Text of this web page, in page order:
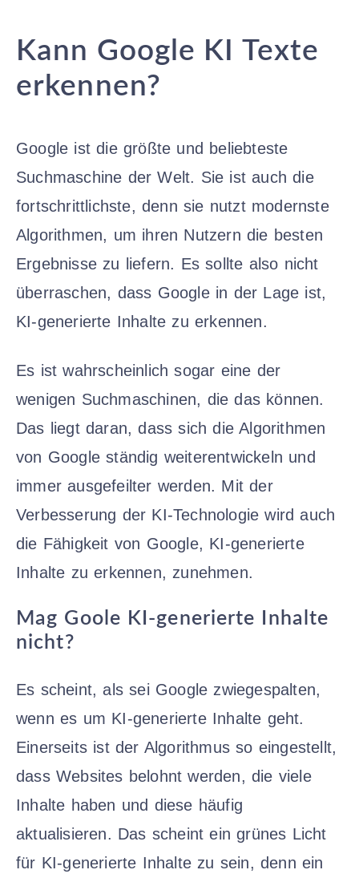
Kann Google KI Texte
erkennen?
Google ist die größte und beliebteste
Suchmaschine der Welt. Sie ist auch die
fortschrittlichste, denn sie nutzt modernste
Algorithmen, um ihren Nutzern die besten
Ergebnisse zu liefern. Es sollte also nicht
überraschen, dass Google in der Lage ist,
KI-generierte Inhalte zu erkennen.
Es ist wahrscheinlich sogar eine der
wenigen Suchmaschinen, die das können.
Das liegt daran, dass sich die Algorithmen
von Google ständig weiterentwickeln und
immer ausgefeilter werden. Mit der
Verbesserung der KI-Technologie wird auch
die Fähigkeit von Google, KI-generierte
Inhalte zu erkennen, zunehmen.
Mag Goole KI-generierte Inhalte
nicht?
Es scheint, als sei Google zwiegespalten,
wenn es um KI-generierte Inhalte geht.
Einerseits ist der Algorithmus so eingestellt,
dass Websites belohnt werden, die viele
Inhalte haben und diese häufig
aktualisieren. Das scheint ein grünes Licht
für KI-generierte Inhalte zu sein, denn ein